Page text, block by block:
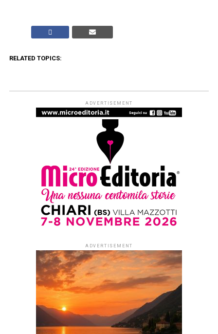
RELATED TOPICS:
ADVERTISEMENT
ADVERTISEMENT